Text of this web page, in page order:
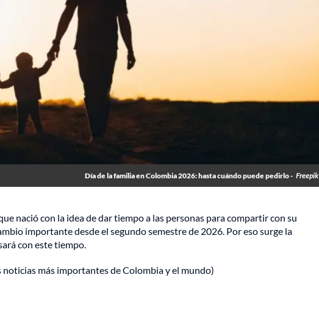
Día de la familia en Colombia 2026: hasta cuándo puede pedirlo - Freepik
nació con la idea de dar tiempo a las personas para compartir con su
importante desde el segundo semestre de 2026. Por eso surge la
con este tiempo.
noticias más importantes de Colombia y el mundo)